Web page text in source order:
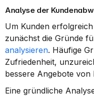
Analyse der
Um Kunden
zunächst die Gründe
analysieren. Häufige
Zufriedenheit,
bessere Angebote von
Eine gründliche